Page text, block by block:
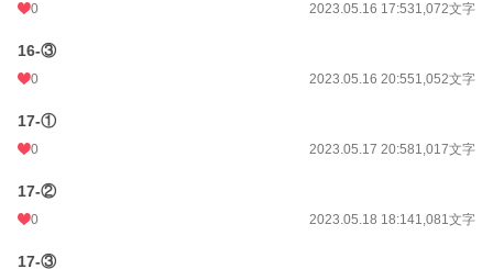
0 2023.05.16 17:531,072文字
16-③
0 2023.05.16 20:551,052文字
17-①
0 2023.05.17 20:581,017文字
17-②
0 2023.05.18 18:141,081文字
17-③